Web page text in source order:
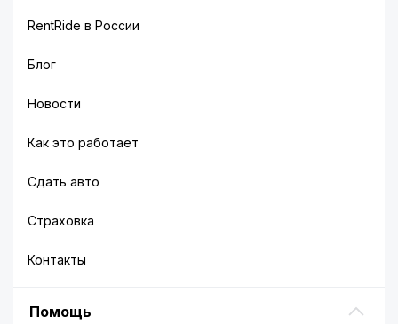
RentRide в России
Блог
Новости
Как это работает
Сдать авто
Страховка
Контакты
Помощь